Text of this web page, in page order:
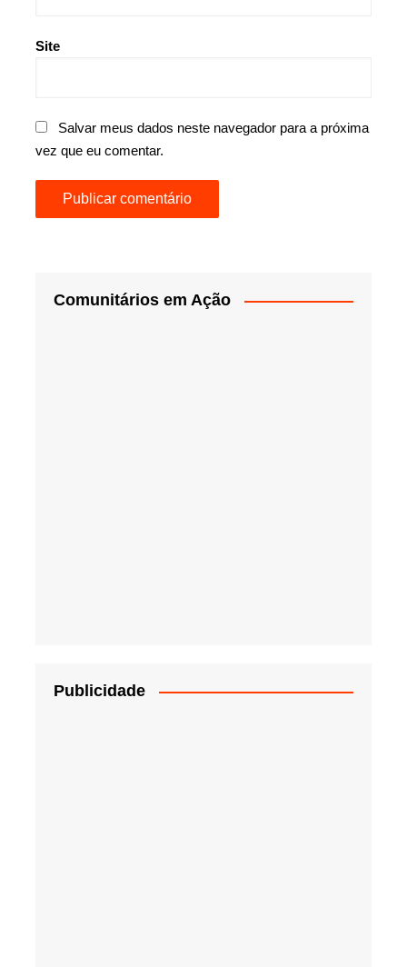
Site
Salvar meus dados neste navegador para a próxima
vez que eu comentar.
Comunitários em Ação
Publicidade